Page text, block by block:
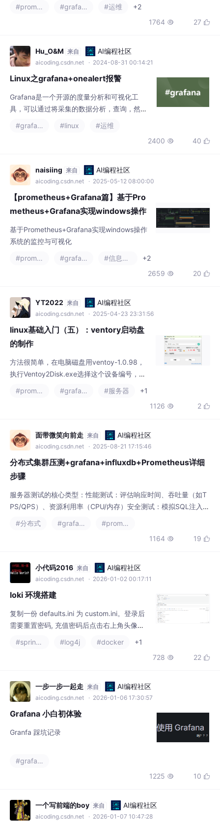
#prometheus #grafana #运维
+2
1764  27 
Hu_O&M 来自 AI编程社区
aicoding.csdn.net · 2024-08-31 00:14:21
Linux之grafana+onealert报警
Grafana是一个开源的度量分析和可视化工
具，可以通过将采集的数据分析，查询，然后
进行可视化的展示,并能实现报警。
#grafana #linux
#运维
2400  40 
naisiing 来自 AI编程社区
aicoding.csdn.net · 2025-05-12 08:00:00
【prometheus+Grafana篇】基于Pro
metheus+Grafana实现windows操作
系统的监控与可视化
基于Prometheus+Grafana实现windows操作
系统的监控与可视化
#prometheus
#grafana #信息可视化
+2
2659  20 
YT2022 来自 AI编程社区
aicoding.csdn.net · 2025-04-23 23:31:56
linux基础入门（五）：ventory启动盘
的制作
方法很简单，在电脑磁盘用ventoy-1.0.98，
执行Ventoy2Disk.exe选择这个设备编号，之
#prometheus #grafana #服务器
+1
1126  2 
面带微笑向前走 来自 AI编程社区
aicoding.csdn.net · 2025-08-21 17:15:46
分布式集群压测+grafana+influxdb+Prometheus详细
步骤
服务器测试的核心类型：性能测试：评估响应时间、吞吐量（如T
PS/QPS）、资源利用率（CPU/内存）安全测试：模拟SQL注入、
DDoS攻击等，验证防御机制。可用性测试：检测系统持续服务能
力（如故障切换、容灾恢复）。负载测试、压力测试、大量数据测
试的区别：压力测试：施加远超正常负载（如10倍流量），探测系
并发），验证系统在预期负载下的稳定性
#分布式 #grafana
#prometheus
1164  19 
小代码2016 来自 AI编程社区
aicoding.csdn.net · 2026-01-02 00:17:11
loki 环境搭建
复制一份 defaults.ini 为 custom.ini。登录后
需要重置密码, 充值密码后点击右上角头像
#spring boot #log4j #docker
+1
728  22 
一步一步一起走 来自 AI编程社区
aicoding.csdn.net · 2026-01-06 17:30:57
Grafana 小白初体验
Granfa 踩坑记录
#grafana
1225  10 
一个写前端的boy 来自 AI编程社区
aicoding.csdn.net · 2026-01-07 10:47:28